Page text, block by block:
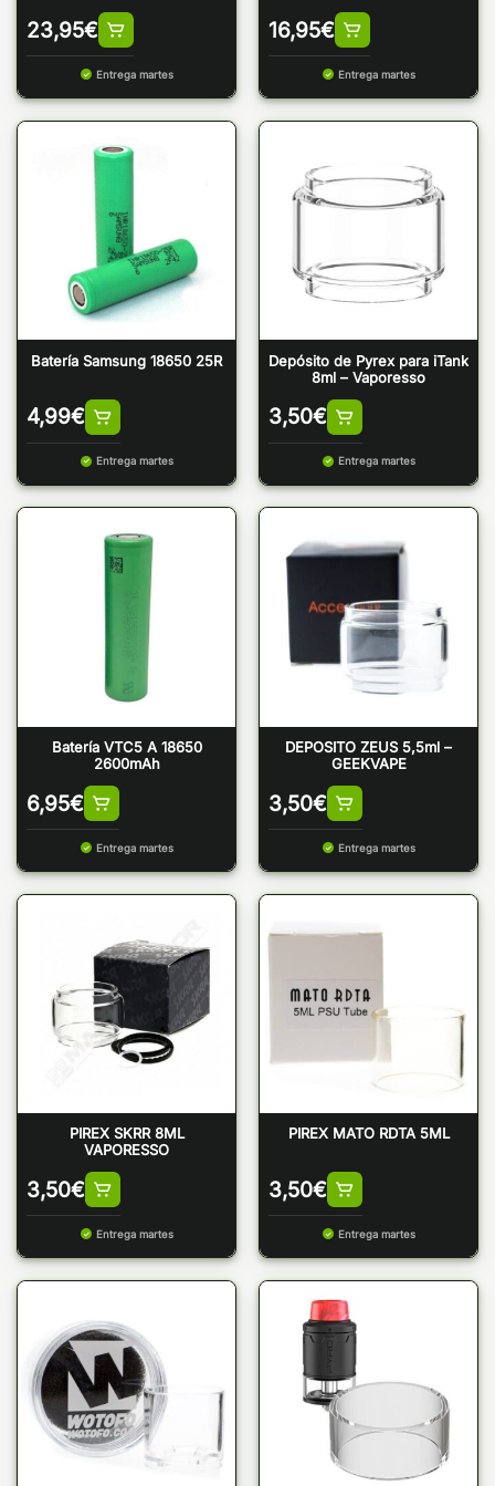
23,95€
Entrega martes
16,95€
Entrega martes
Batería Samsung 18650 25R
4,99€
Entrega martes
Depósito de Pyrex para iTank
8ml – Vaporesso
3,50€
Entrega martes
Batería VTC5 A 18650
2600mAh
6,95€
Entrega martes
DEPOSITO ZEUS 5,5ml –
GEEKVAPE
3,50€
Entrega martes
PIREX SKRR 8ML
VAPORESSO
3,50€
Entrega martes
PIREX MATO RDTA 5ML
3,50€
Entrega martes